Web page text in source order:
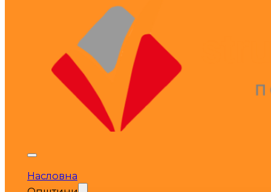
Насловна